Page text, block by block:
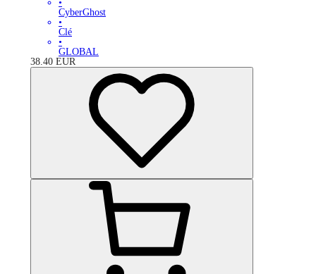
•
CyberGhost
•
Clé
•
GLOBAL
38.40 EUR